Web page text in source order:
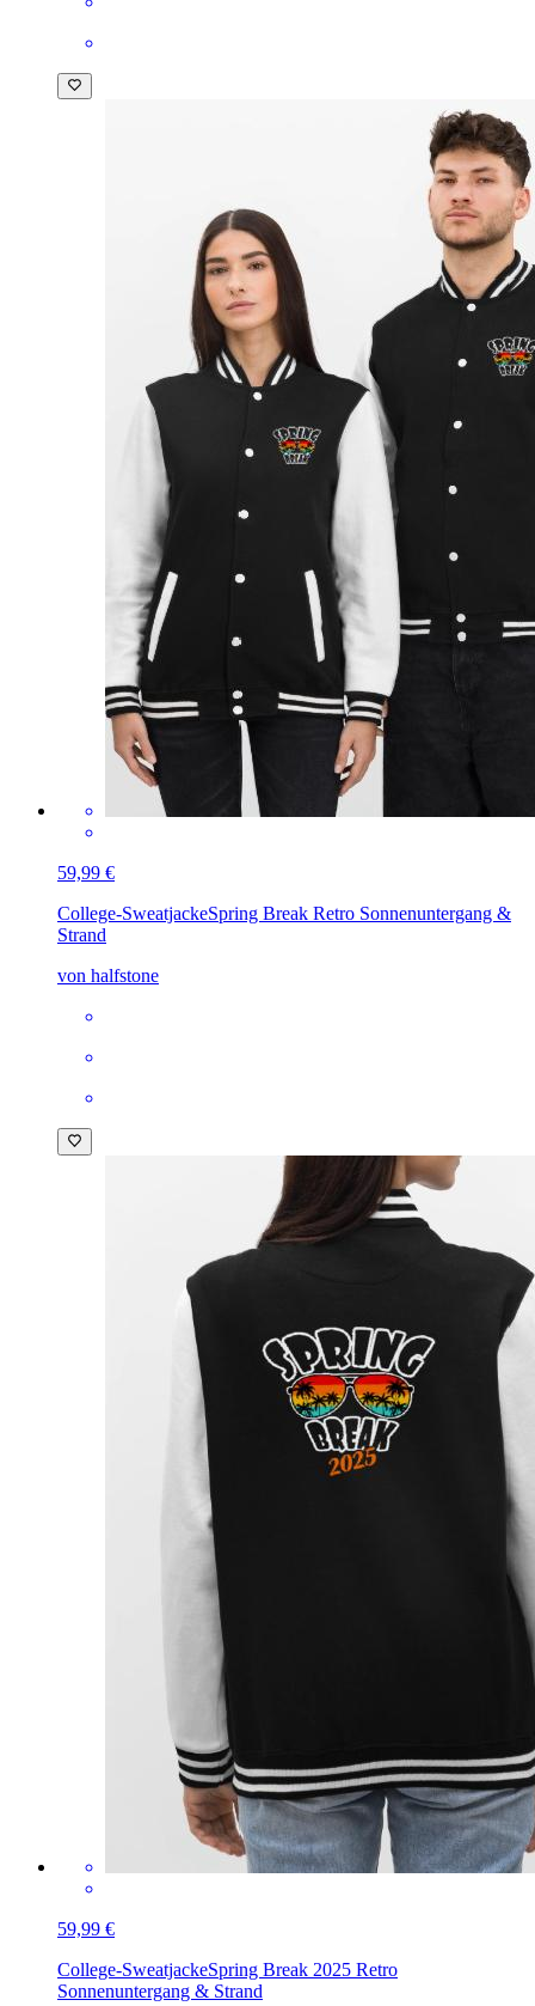
59,99 €
College-SweatjackeSpring Break Retro Sonnenuntergang &
Strand
von halfstone
59,99 €
College-SweatjackeSpring Break 2025 Retro
Sonnenuntergang & Strand